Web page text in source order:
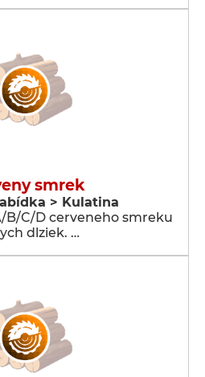
smrek
> Kulatina
C/D cerveneho smreku
dlziek. …